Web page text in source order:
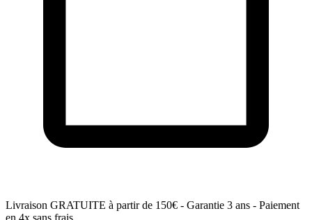
Livraison GRATUITE à partir de 150€ - Garantie 3 ans - Paiement
en 4x sans frais